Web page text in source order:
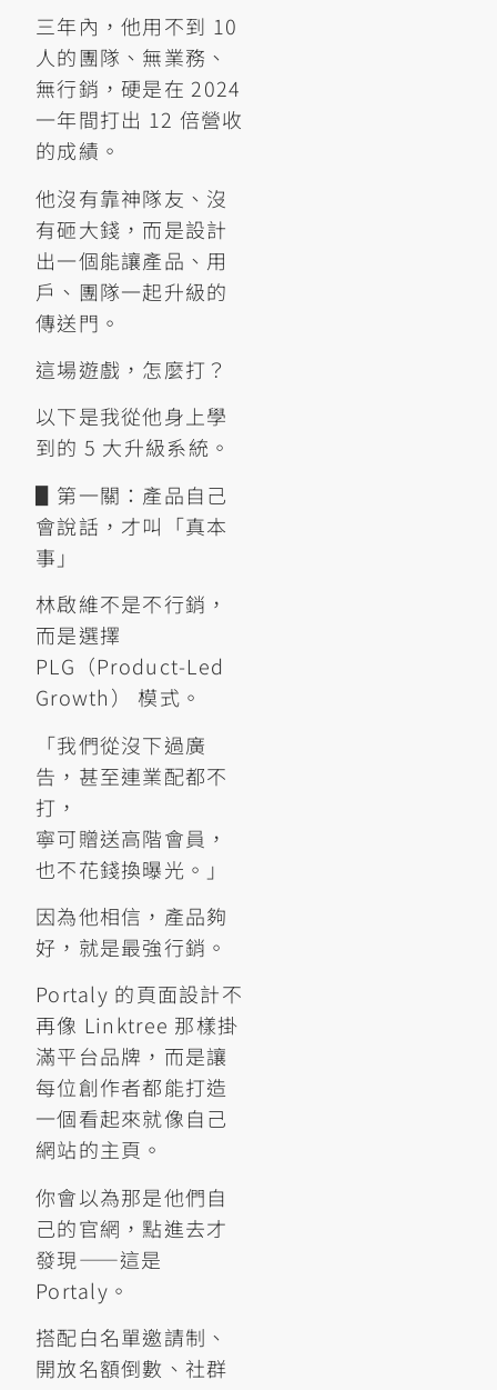
三年內，他用不到 10
人的團隊、無業務、
無行銷，硬是在 2024
一年間打出 12 倍營收
的成績。
他沒有靠神隊友、沒
有砸大錢，而是設計
出一個能讓產品、用
戶、團隊一起升級的
傳送門。
這場遊戲，怎麼打？
以下是我從他身上學
到的 5 大升級系統。
▋第一關：產品自己
會說話，才叫「真本
事」
林啟維不是不行銷，
而是選擇
PLG（Product-Led
Growth） 模式。
「我們從沒下過廣
告，甚至連業配都不
打，
寧可贈送高階會員，
也不花錢換曝光。」
因為他相信，產品夠
好，就是最強行銷。
Portaly 的頁面設計不
再像 Linktree 那樣掛
滿平台品牌，而是讓
每位創作者都能打造
一個看起來就像自己
網站的主頁。
你會以為那是他們自
己的官網，點進去才
發現——這是
Portaly。
搭配白名單邀請制、
開放名額倒數、社群